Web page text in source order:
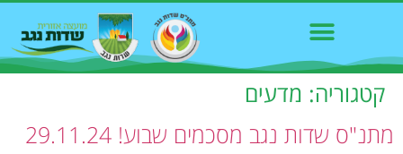
קטגוריה: מדעים
מתנ"ס שדות נגב מסכמים שבוע! 29.11.24